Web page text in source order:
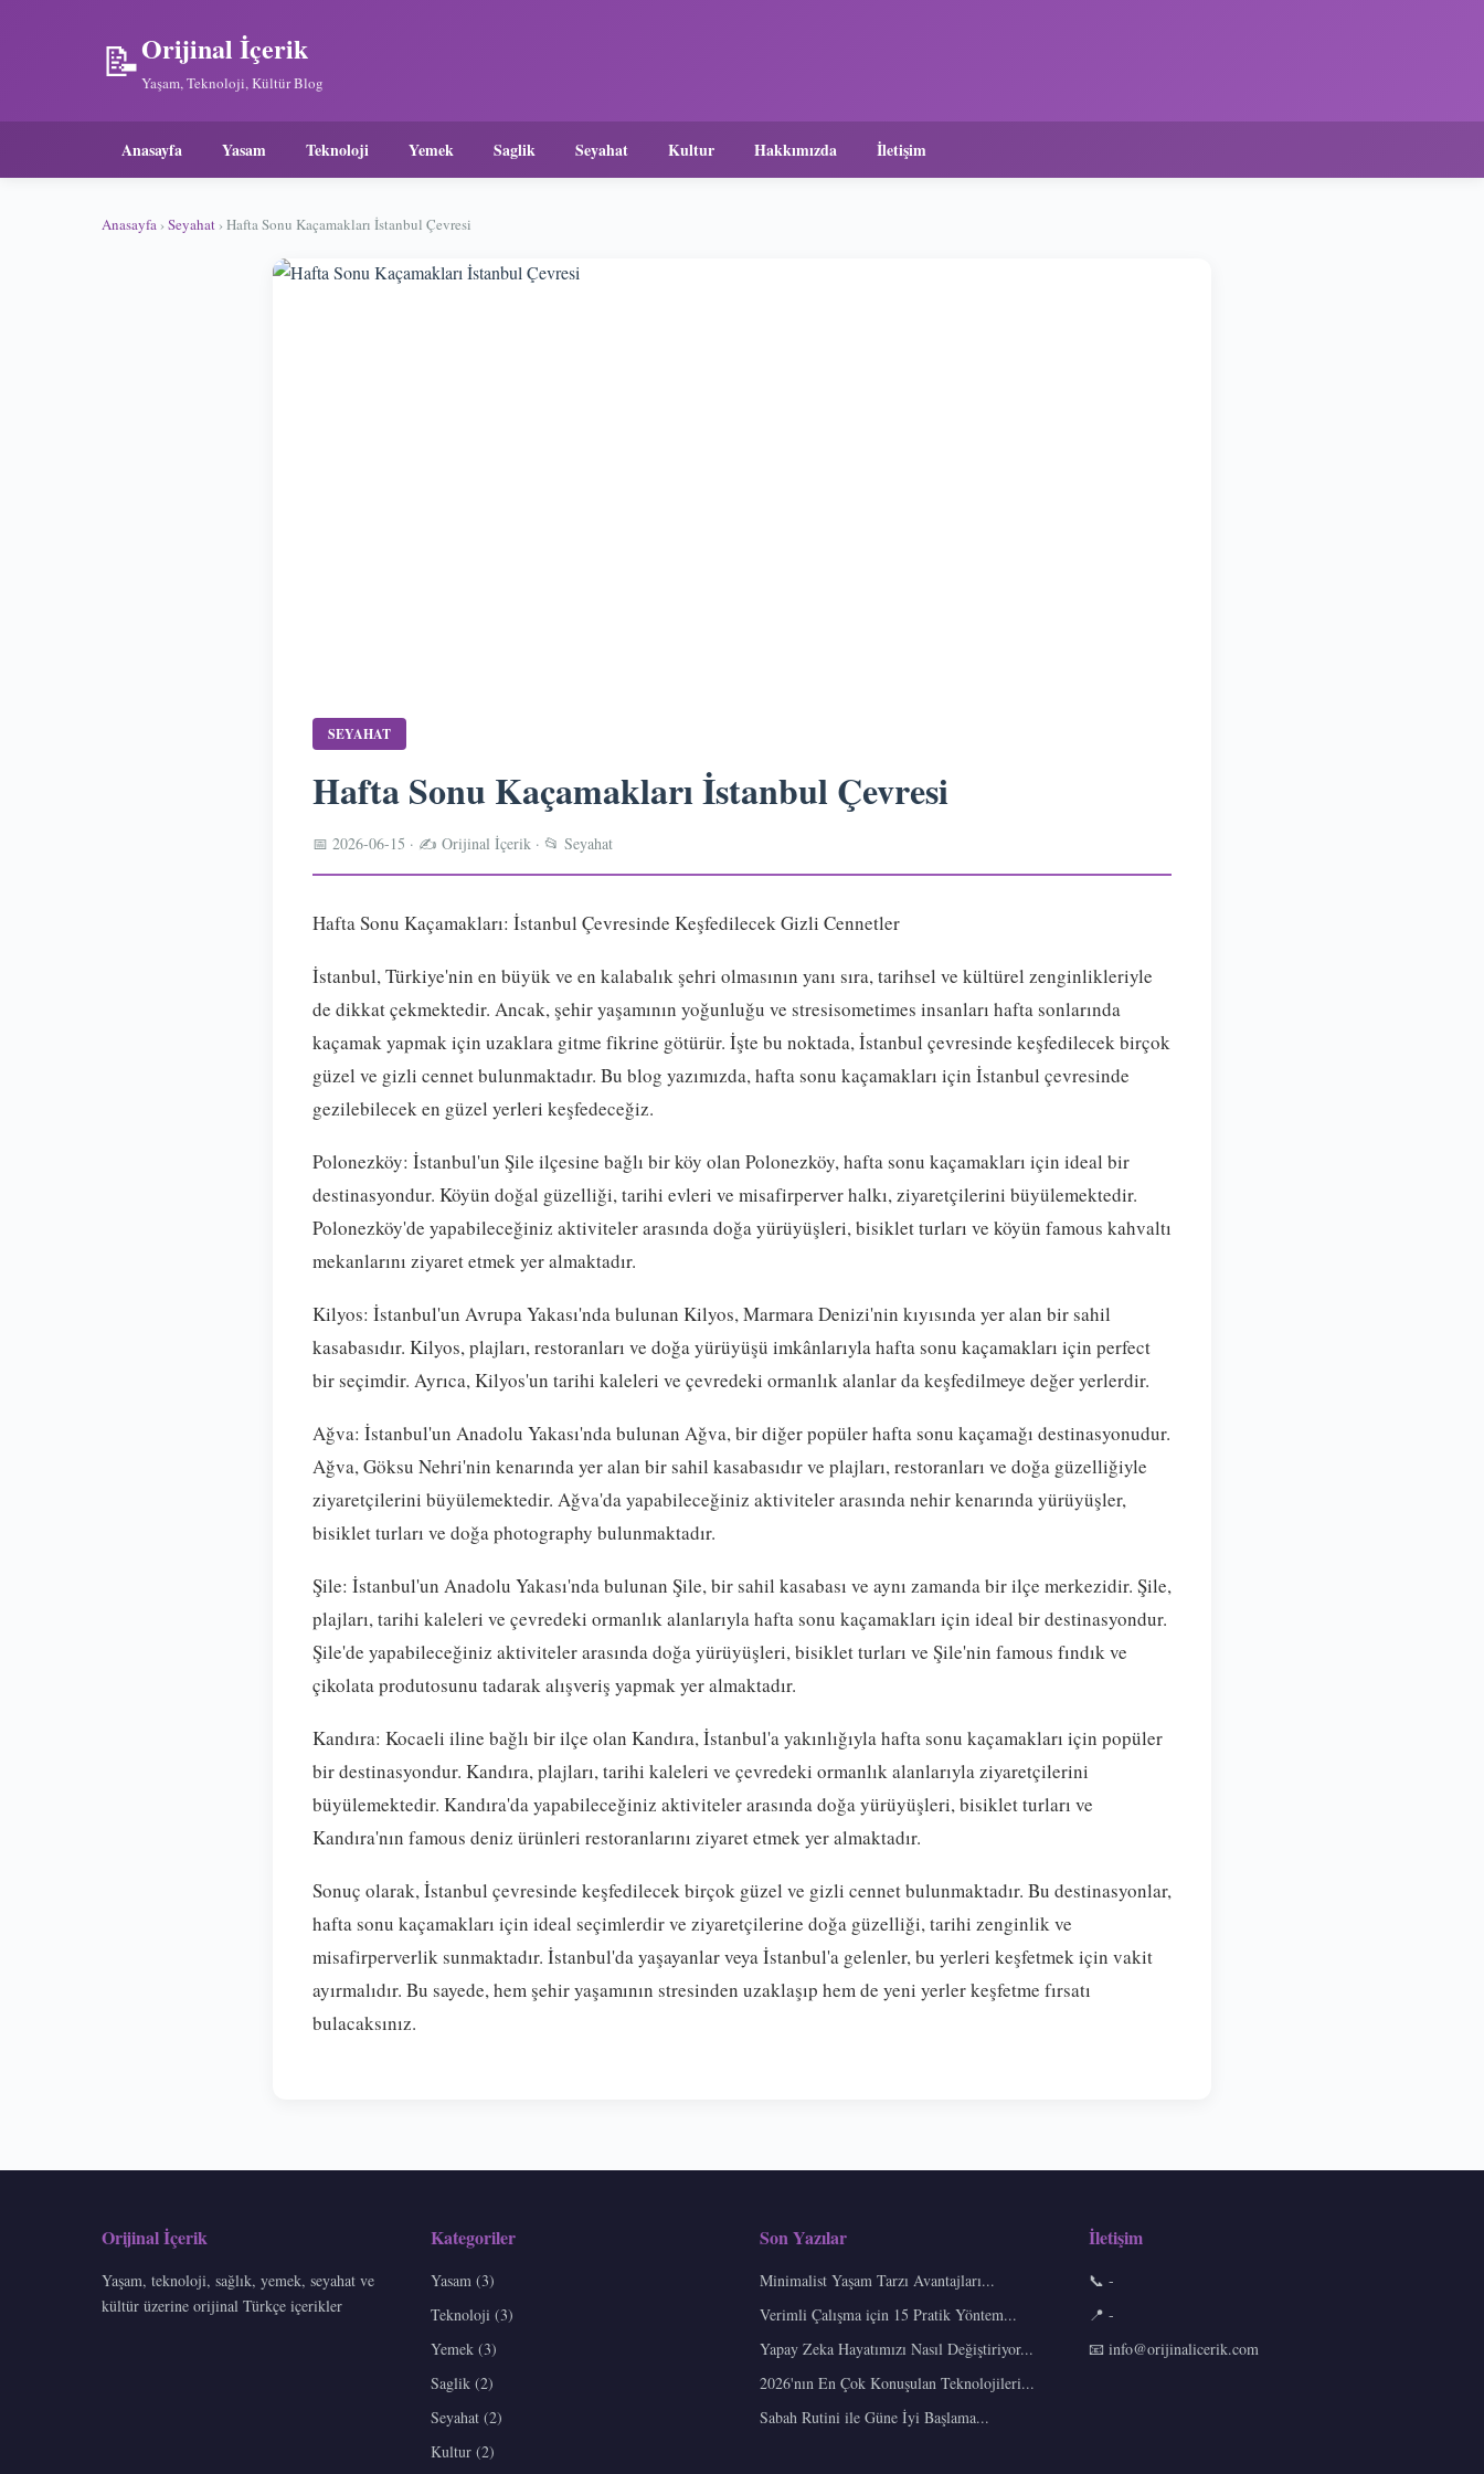
📝Orijinal İçerik
Yaşam, Teknoloji, Kültür Blog
Anasayfa Yasam Teknoloji Yemek Saglik Seyahat Kultur Hakkımızda İletişim
Anasayfa › Seyahat › Hafta Sonu Kaçamakları İstanbul Çevresi
SEYAHAT
Hafta Sonu Kaçamakları İstanbul Çevresi
📅 2026-06-15 · ✍️ Orijinal İçerik · 📂 Seyahat
Hafta Sonu Kaçamakları: İstanbul Çevresinde Keşfedilecek Gizli Cennetler
İstanbul, Türkiye'nin en büyük ve en kalabalık şehri olmasının yanı sıra, tarihsel ve kültürel zenginlikleriyle
de dikkat çekmektedir. Ancak, şehir yaşamının yoğunluğu ve stresisometimes insanları hafta sonlarında
kaçamak yapmak için uzaklara gitme fikrine götürür. İşte bu noktada, İstanbul çevresinde keşfedilecek birçok
güzel ve gizli cennet bulunmaktadır. Bu blog yazımızda, hafta sonu kaçamakları için İstanbul çevresinde
gezilebilecek en güzel yerleri keşfedeceğiz.
Polonezköy: İstanbul'un Şile ilçesine bağlı bir köy olan Polonezköy, hafta sonu kaçamakları için ideal bir
destinasyondur. Köyün doğal güzelliği, tarihi evleri ve misafirperver halkı, ziyaretçilerini büyülemektedir.
Polonezköy'de yapabileceğiniz aktiviteler arasında doğa yürüyüşleri, bisiklet turları ve köyün famous kahvaltı
mekanlarını ziyaret etmek yer almaktadır.
Kilyos: İstanbul'un Avrupa Yakası'nda bulunan Kilyos, Marmara Denizi'nin kıyısında yer alan bir sahil
kasabasıdır. Kilyos, plajları, restoranları ve doğa yürüyüşü imkânlarıyla hafta sonu kaçamakları için perfect
bir seçimdir. Ayrıca, Kilyos'un tarihi kaleleri ve çevredeki ormanlık alanlar da keşfedilmeye değer yerlerdir.
Ağva: İstanbul'un Anadolu Yakası'nda bulunan Ağva, bir diğer popüler hafta sonu kaçamağı destinasyonudur.
Ağva, Göksu Nehri'nin kenarında yer alan bir sahil kasabasıdır ve plajları, restoranları ve doğa güzelliğiyle
ziyaretçilerini büyülemektedir. Ağva'da yapabileceğiniz aktiviteler arasında nehir kenarında yürüyüşler,
bisiklet turları ve doğa photography bulunmaktadır.
Şile: İstanbul'un Anadolu Yakası'nda bulunan Şile, bir sahil kasabası ve aynı zamanda bir ilçe merkezidir. Şile,
plajları, tarihi kaleleri ve çevredeki ormanlık alanlarıyla hafta sonu kaçamakları için ideal bir destinasyondur.
Şile'de yapabileceğiniz aktiviteler arasında doğa yürüyüşleri, bisiklet turları ve Şile'nin famous fındık ve
çikolata produtosunu tadarak alışveriş yapmak yer almaktadır.
Kandıra: Kocaeli iline bağlı bir ilçe olan Kandıra, İstanbul'a yakınlığıyla hafta sonu kaçamakları için popüler
bir destinasyondur. Kandıra, plajları, tarihi kaleleri ve çevredeki ormanlık alanlarıyla ziyaretçilerini
büyülemektedir. Kandıra'da yapabileceğiniz aktiviteler arasında doğa yürüyüşleri, bisiklet turları ve
Kandıra'nın famous deniz ürünleri restoranlarını ziyaret etmek yer almaktadır.
Sonuç olarak, İstanbul çevresinde keşfedilecek birçok güzel ve gizli cennet bulunmaktadır. Bu destinasyonlar,
hafta sonu kaçamakları için ideal seçimlerdir ve ziyaretçilerine doğa güzelliği, tarihi zenginlik ve
misafirperverlik sunmaktadır. İstanbul'da yaşayanlar veya İstanbul'a gelenler, bu yerleri keşfetmek için vakit
ayırmalıdır. Bu sayede, hem şehir yaşamının stresinden uzaklaşıp hem de yeni yerler keşfetme fırsatı
bulacaksınız.
Orijinal İçerik
Yaşam, teknoloji, sağlık, yemek, seyahat ve
kültür üzerine orijinal Türkçe içerikler
Kategoriler
Yasam (3)
Teknoloji (3)
Yemek (3)
Saglik (2)
Seyahat (2)
Kultur (2)
Son Yazılar
Minimalist Yaşam Tarzı Avantajları...
Verimli Çalışma için 15 Pratik Yöntem...
Yapay Zeka Hayatımızı Nasıl Değiştiriyor...
2026'nın En Çok Konuşulan Teknolojileri...
Sabah Rutini ile Güne İyi Başlama...
İletişim
📞 -
📍 -
📧 info@orijinalicerik.com